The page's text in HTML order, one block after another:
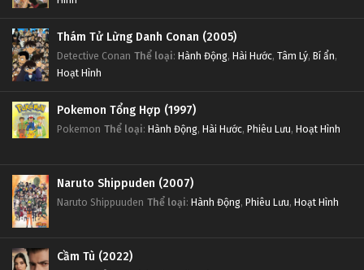
Thám Tử Lừng Danh Conan (2005)
Detective Conan Thể loại: Hành Động, Hài Hước, Tâm Lý, Bí ẩn,
Hoạt Hình
Pokemon Tổng Hợp (1997)
Pokemon Thể loại: Hành Động, Hài Hước, Phiêu Lưu, Hoạt Hình
Naruto Shippuden (2007)
Naruto Shippuuden Thể loại: Hành Động, Phiêu Lưu, Hoạt Hình
Cầm Tù (2022)